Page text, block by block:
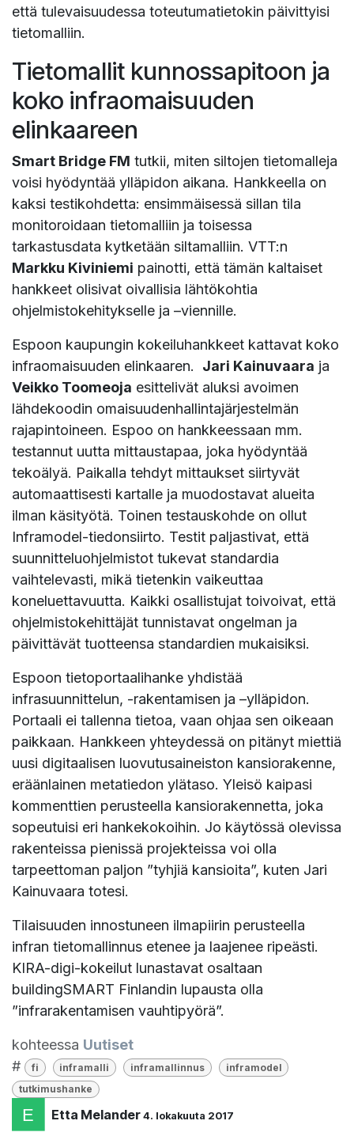
että tulevaisuudessa toteutumatietokin päivittyisi
tietomalliin.
Tietomallit kunnossapitoon ja
koko infraomaisuuden
elinkaareen
Smart Bridge FM tutkii, miten siltojen tietomalleja
voisi hyödyntää ylläpidon aikana. Hankkeella on
kaksi testikohdetta: ensimmäisessä sillan tila
monitoroidaan tietomalliin ja toisessa
tarkastusdata kytketään siltamalliin. VTT:n
Markku Kiviniemi painotti, että tämän kaltaiset
hankkeet olisivat oivallisia lähtökohtia
ohjelmistokehitykselle ja –viennille.
Espoon kaupungin kokeiluhankkeet kattavat koko
infraomaisuuden elinkaaren. Jari Kainuvaara ja
Veikko Toomeoja esittelivät aluksi avoimen
lähdekoodin omaisuudenhallintajärjestelmän
rajapintoineen. Espoo on hankkeessaan mm.
testannut uutta mittaustapaa, joka hyödyntää
tekoälyä. Paikalla tehdyt mittaukset siirtyvät
automaattisesti kartalle ja muodostavat alueita
ilman käsityötä. Toinen testauskohde on ollut
Inframodel-tiedonsiirto. Testit paljastivat, että
suunnitteluohjelmistot tukevat standardia
vaihtelevasti, mikä tietenkin vaikeuttaa
koneluettavuutta. Kaikki osallistujat toivoivat, että
ohjelmistokehittäjät tunnistavat ongelman ja
päivittävät tuotteensa standardien mukaisiksi.
Espoon tietoportaalihanke yhdistää
infrasuunnittelun, -rakentamisen ja –ylläpidon.
Portaali ei tallenna tietoa, vaan ohjaa sen oikeaan
paikkaan. Hankkeen yhteydessä on pitänyt miettiä
uusi digitaalisen luovutusaineiston kansiorakenne,
eräänlainen metatiedon ylätaso. Yleisö kaipasi
kommenttien perusteella kansiorakennetta, joka
sopeutuisi eri hankekokoihin. Jo käytössä olevissa
rakenteissa pienissä projekteissa voi olla
tarpeettoman paljon ”tyhjiä kansioita”, kuten Jari
Kainuvaara totesi.
Tilaisuuden innostuneen ilmapiirin perusteella
infran tietomallinnus etenee ja laajenee ripeästi.
KIRA-digi-kokeilut lunastavat osaltaan
buildingSMART Finlandin lupausta olla
”infrarakentamisen vauhtipyörä”.
kohteessa Uutiset
#
fi inframalli inframallinnus
inframodel
tutkimushanke
Etta Melander 4. lokakuuta 2017